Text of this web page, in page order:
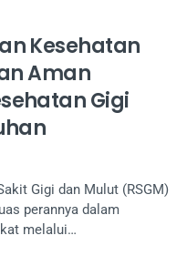
Kesehatan
Aman
Gigi
Gigi dan Mulut (RSGM)
perannya dalam
melalui…